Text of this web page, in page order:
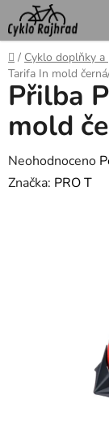
Přejít
na
obsah
Domů
/ Cyklo doplňky
Tarifa In mold
Přilba
mold
Průměrné
hodnocení
Neohodnoceno
Značka: PRO T